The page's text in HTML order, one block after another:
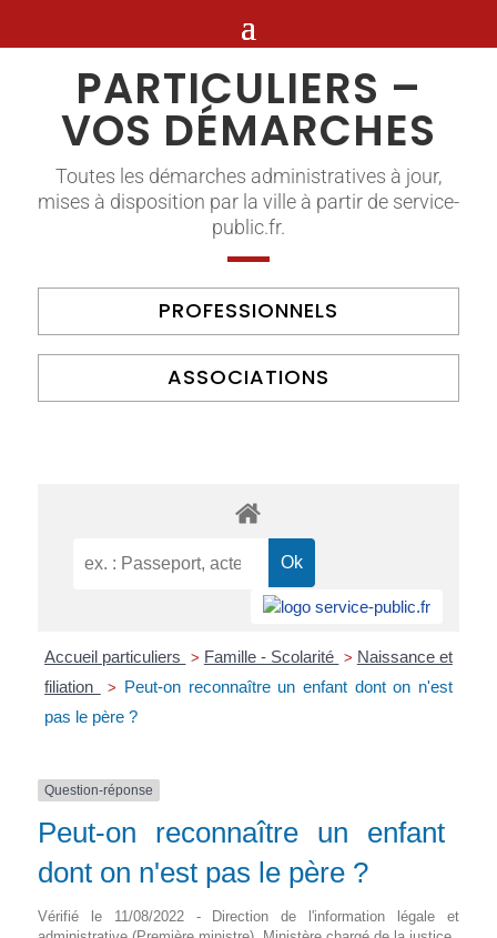
PARTICULIERS –
VOS DÉMARCHES
Toutes les démarches administratives à jour,
mises à disposition par la ville à partir de service-
public.fr.
PROFESSIONNELS
ASSOCIATIONS
Accueil particuliers > Famille - Scolarité > Naissance et
filiation
> Peut-on reconnaître un enfant dont on n'est
pas le père ?
Question-réponse
Peut-on reconnaître un enfant
dont on n'est pas le père ?
Vérifié le 11/08/2022 - Direction de l'information légale et